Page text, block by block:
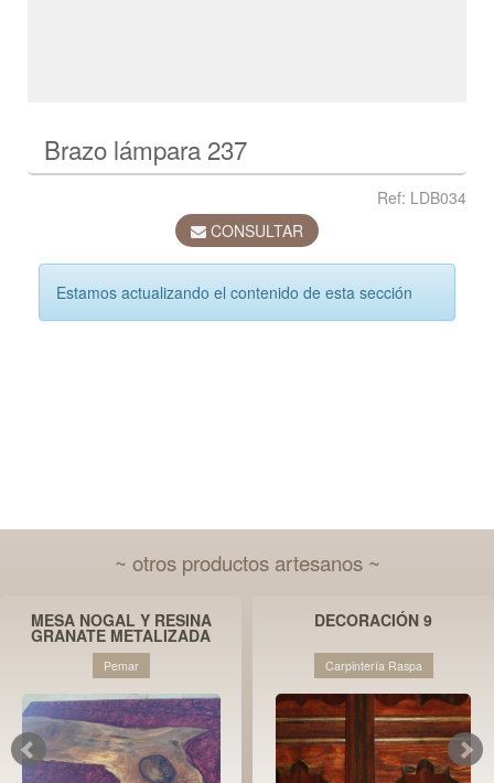
Brazo lámpara 237
Ref: LDB034
CONSULTAR
Estamos actualizando el contenido de esta sección
~ otros productos artesanos ~
MESA NOGAL Y RESINA
GRANATE METALIZADA
Pemar
DECORACIÓN 9
Carpintería Raspa